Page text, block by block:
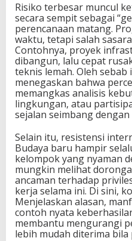
Risiko terbesar muncul
secara sempit sebagai
perencanaan matang.
waktu, tetapi salah
Contohnya, proyek
dibangun, lalu cepat
teknis lemah. Oleh sebab
menegaskan bahwa
memangkas analisis
lingkungan, atau
sejalan seimbang dengan
Selain itu, resistensi
Budaya baru hampir
kelompok yang nyaman
mungkin melihat
ancaman terhadap
kerja selama ini. Di sini,
Menjelaskan alasan,
contoh nyata
membantu mengurangi
lebih mudah diterima bila